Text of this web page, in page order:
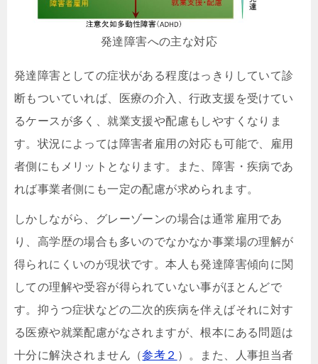
発達障害への主な対応
発達障害としての症状がある程度はっきりしていて診
断もついていれば、医療の介入、行政支援を受けてい
るケースが多く、就業支援や配慮もしやすくなりま
す。状況によっては障害者雇用の対応も可能で、雇用
者側にもメリットとなります。また、障害・疾病であ
れば事業者側にも一定の配慮が求められます。
しかしながら、グレーゾーンの場合は通常雇用であ
り、高学歴の場合も多いのでなかなか事業場の理解が
得られにくいのが現状です。本人も発達障害傾向に関
しての理解や受容が得られていない事がほとんどで
す。抑うつ症状などの二次的疾病を伴えばそれに対す
る医療や就業配慮がなされますが、根本にある問題は
十分に解決されません（参考２ ）。また、人事担当者